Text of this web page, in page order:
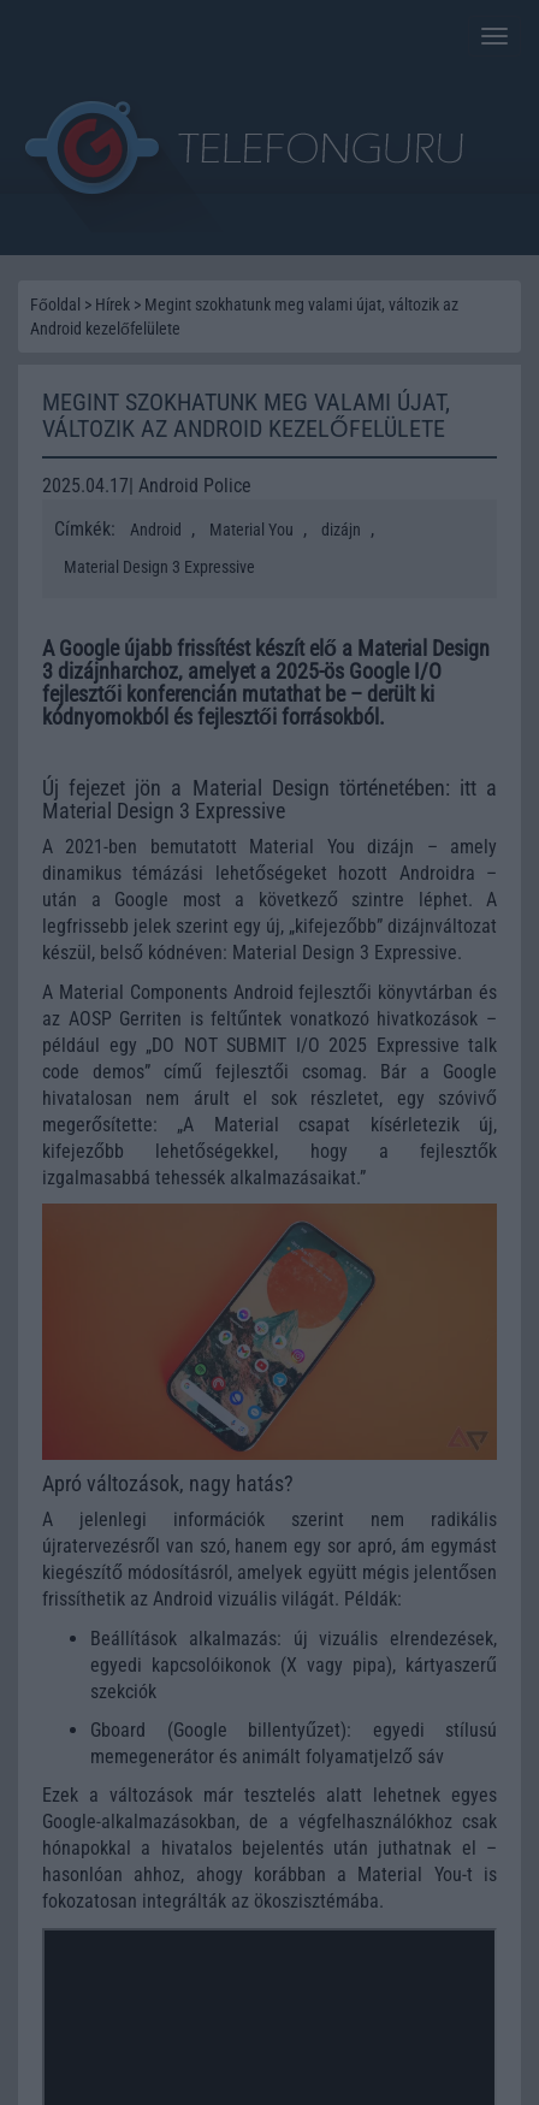
Toggle
Főoldal > Hírek > Megint szokhatunk meg valami újat, változik az
Android kezelőfelülete
MEGINT SZOKHATUNK MEG VALAMI ÚJAT,
VÁLTOZIK AZ ANDROID KEZELŐFELÜLETE
2025.04.17| Android Police
Címkék:
Android , Material You , dizájn ,
Material Design 3 Expressive
A Google újabb frissítést készít elő a Material Design
3 dizájnharchoz, amelyet a 2025-ös Google I/O
fejlesztői konferencián mutathat be – derült ki
kódnyomokból és fejlesztői forrásokból.
Új fejezet jön a Material Design történetében: itt a
Material Design 3 Expressive
A 2021-ben bemutatott Material You dizájn – amely
dinamikus témázási lehetőségeket hozott Androidra –
után a Google most a következő szintre léphet. A
legfrissebb jelek szerint egy új, „kifejezőbb” dizájnváltozat
készül, belső kódnéven: Material Design 3 Expressive.
A Material Components Android fejlesztői könyvtárban és
az AOSP Gerriten is feltűntek vonatkozó hivatkozások –
például egy „DO NOT SUBMIT I/O 2025 Expressive talk
code demos” című fejlesztői csomag. Bár a Google
hivatalosan nem árult el sok részletet, egy szóvivő
megerősítette: „A Material csapat kísérletezik új,
kifejezőbb lehetőségekkel, hogy a fejlesztők
izgalmasabbá tehessék alkalmazásaikat.”
Apró változások, nagy hatás?
A jelenlegi információk szerint nem radikális
újratervezésről van szó, hanem egy sor apró, ám egymást
kiegészítő módosításról, amelyek együtt mégis jelentősen
frissíthetik az Android vizuális világát. Példák:
Beállítások alkalmazás: új vizuális elrendezések,
egyedi kapcsolóikonok (X vagy pipa), kártyaszerű
szekciók
Gboard (Google billentyűzet): egyedi stílusú
memegenerátor és animált folyamatjelző sáv
Ezek a változások már tesztelés alatt lehetnek egyes
Google-alkalmazásokban, de a végfelhasználókhoz csak
hónapokkal a hivatalos bejelentés után juthatnak el –
hasonlóan ahhoz, ahogy korábban a Material You-t is
fokozatosan integrálták az ökoszisztémába.